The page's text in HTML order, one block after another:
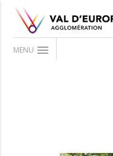
MENU menu